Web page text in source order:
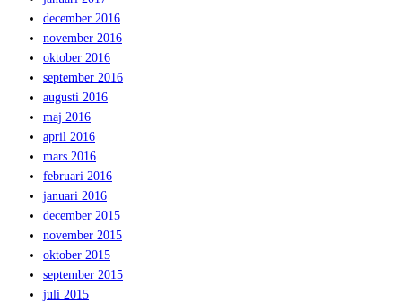
december 2016
november 2016
oktober 2016
september 2016
augusti 2016
maj 2016
april 2016
mars 2016
februari 2016
januari 2016
december 2015
november 2015
oktober 2015
september 2015
juli 2015